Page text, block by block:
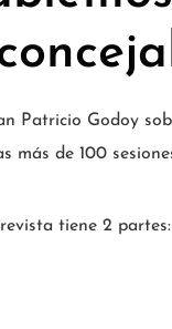
Patricio Godoy
más de 100
tiene 2 partes: